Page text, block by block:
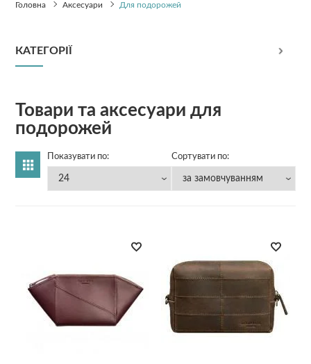
Головна Аксесуари Для подорожей
КАТЕГОРІЇ
Товари та аксесуари для
подорожей
Показувати по: Сортувати по: